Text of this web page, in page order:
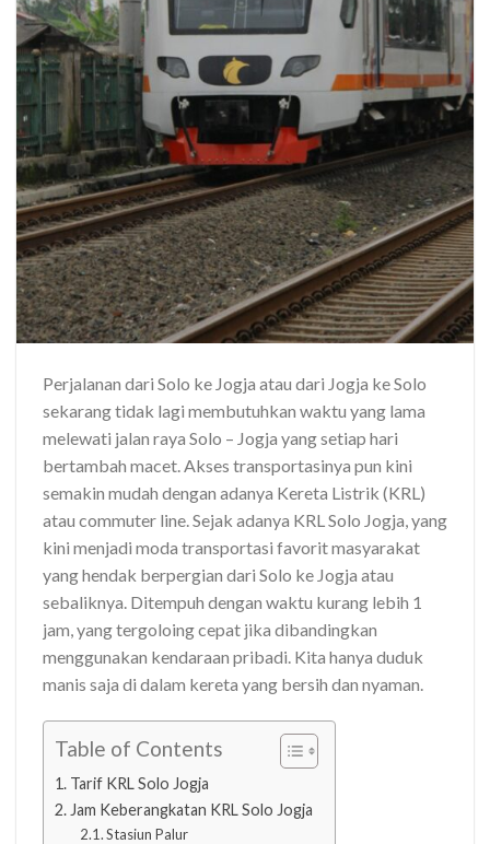
Perjalanan dari Solo ke Jogja atau dari Jogja ke Solo
sekarang tidak lagi membutuhkan waktu yang lama
melewati jalan raya Solo – Jogja yang setiap hari
bertambah macet. Akses transportasinya pun kini
semakin mudah dengan adanya Kereta Listrik (KRL)
atau commuter line. Sejak adanya KRL Solo Jogja, yang
kini menjadi moda transportasi favorit masyarakat
yang hendak berpergian dari Solo ke Jogja atau
sebaliknya. Ditempuh dengan waktu kurang lebih 1
jam, yang tergoloing cepat jika dibandingkan
menggunakan kendaraan pribadi. Kita hanya duduk
manis saja di dalam kereta yang bersih dan nyaman.
Table of Contents
Tarif KRL Solo Jogja
Jam Keberangkatan KRL Solo Jogja
Stasiun Palur